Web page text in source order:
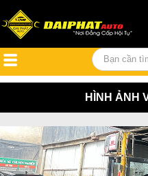
HÌNH ẢNH